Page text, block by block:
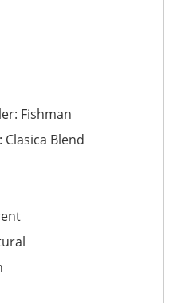
Fishman
Blend